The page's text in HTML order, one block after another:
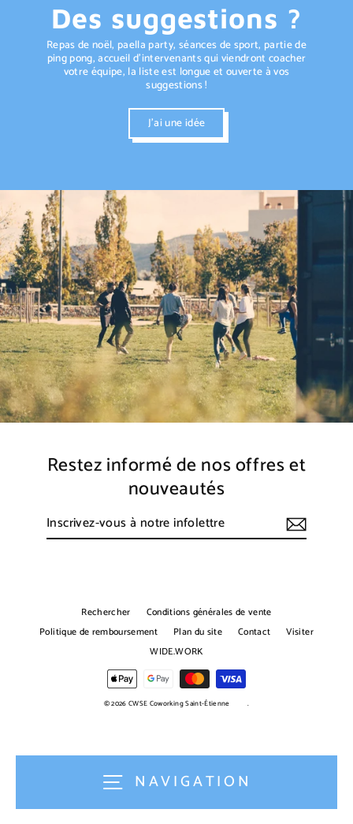
NAVIGATION
Des suggestions ?
Repas de noël, paella party, séances de sport, partie de
ping pong, accueil d’intervenants qui viendront coacher
votre équipe, la liste est longue et ouverte à vos
suggestions !
J'ai une idée
Restez informé de nos offres et
nouveautés
Inscrivez-
S'inscrire
Rechercher
Conditions générales de vente
Politique de remboursement
Plan du site Contact
Visiter
WIDE.WORK
© 2026 CWSE Coworking Saint-Étienne .